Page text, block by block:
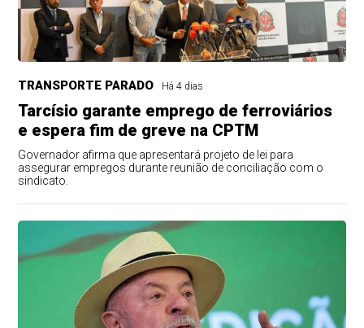
TRANSPORTE PARADO Há 4 dias
Tarcísio garante emprego de ferroviários
e espera fim de greve na CPTM
Governador afirma que apresentará projeto de lei para
assegurar empregos durante reunião de conciliação com o
sindicato.